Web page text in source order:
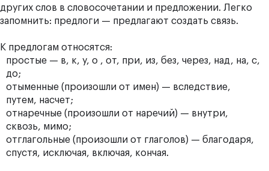
других слов в словосочетании и предложении. Легко
запомнить: предлоги — предлагают создать связь.
К предлогам относятся:
простые — в, к, у, о , от, при, из, без, через, над, на, с,
до;
отыменные (произошли от имен) — вследствие,
путем, насчет;
отнаречные (произошли от наречий) — внутри,
сквозь, мимо;
отглагольные (произошли от глаголов) — благодаря,
спустя, исключая, включая, кончая.